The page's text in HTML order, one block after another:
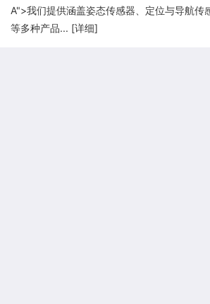
A">我们提供涵盖姿态传感器、定位与导航传
等多种产品... [详细]